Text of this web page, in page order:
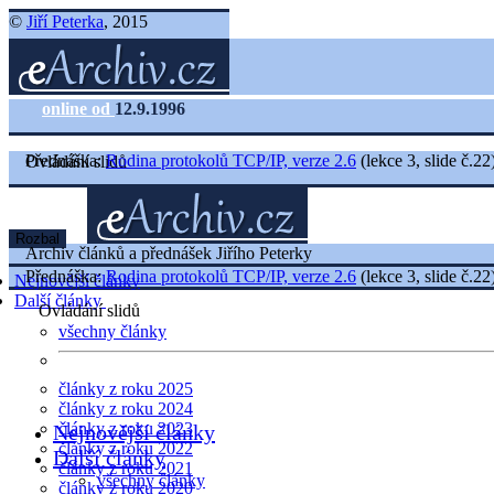
© Jiří Peterka, 2015
online od 12.9.1996
Ovládání slidů
Nejnovější články
Další články
všechny články
články z roku 2025
články z roku 2024
články z roku 2023
články z roku 2022
články z roku 2021
články z roku 2020
Přednáška:Rodina protokolů TCP/IP, verze 2.6 (lekce 3, slide
Rozbal
Archiv článků a přednášek Jiřího Peterky
Přednáška:Rodina protokolů TCP/IP, verze 2.6 (lekce 3, slide
Ovládání slidů
Nejnovější články
Další články
všechny články